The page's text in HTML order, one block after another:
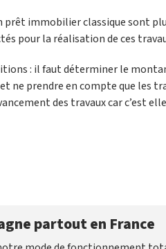
prêt immobilier classique sont
pour la réalisation de ces
: il faut déterminer le
ne prendre en compte que les
des travaux car c’est
partout en France